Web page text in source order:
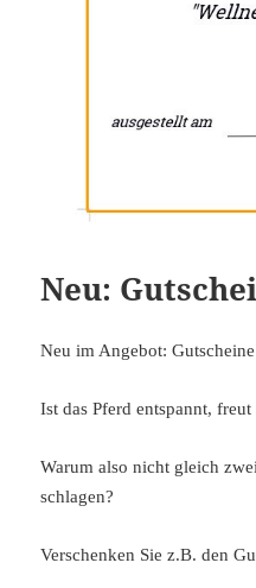
Neu:
Neu im Angebot: Gutscheine
Ist das Pferd entspannt,
Warum also nicht gleich
schlagen?
Verschenken Sie z.B. den